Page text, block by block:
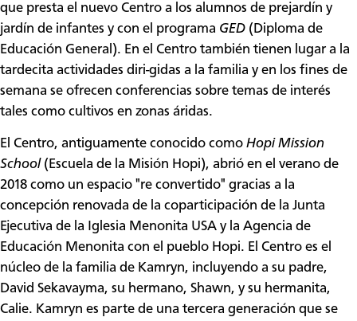
que presta el nuevo Centro a los alumnos de prejardín y
jardín de infantes y con el programa GED (Diploma de
Educación General). En el Centro también tienen lugar a la
tardecita actividades diri-gidas a la familia y en los fines de
semana se ofrecen conferencias sobre temas de interés
tales como cultivos en zonas áridas.
El Centro, antiguamente conocido como Hopi Mission
School (Escuela de la Misión Hopi), abrió en el verano de
2018 como un espacio "re convertido" gracias a la
concepción renovada de la coparticipación de la Junta
Ejecutiva de la Iglesia Menonita USA y la Agencia de
Educación Menonita con el pueblo Hopi. El Centro es el
núcleo de la familia de Kamryn, incluyendo a su padre,
David Sekavayma, su hermano, Shawn, y su hermanita,
Calie. Kamryn es parte de una tercera generación que se